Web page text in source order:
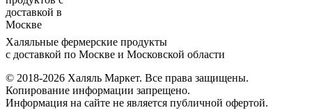
Халяльные фермерские продукты
с доставкой по Москве и Московской области
© 2018-2026 Халяль Маркет. Все права защищены.
Копирование информации запрещено.
Информация на сайте не является публичной офертой.